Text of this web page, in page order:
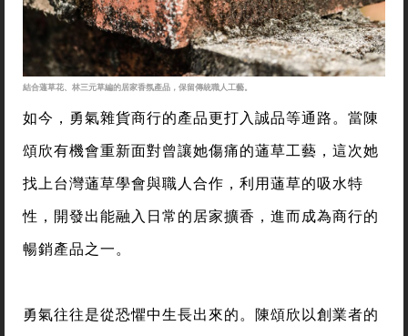
結合蓪草花、林三元草編的居家香氛產品，保留傳統職人工藝。
如今，勇氣雜貨商行的產品更打入誠品等通路。當陳
頌欣有機會重新面對曾讓她傷痛的蓪草工藝，這次她
找上台灣蓪草學會與職人合作，利用蓪草的吸水特
性，開發出能融入日常的居家擴香，進而成為商行的
暢銷產品之一。
勇氣往往是從恐懼中生長出來的。陳頌欣以創業者的